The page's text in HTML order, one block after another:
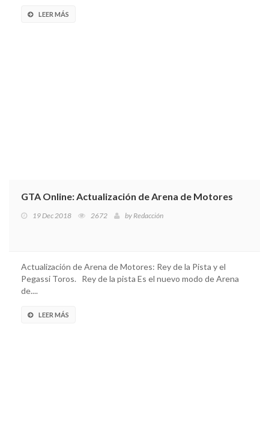
LEER MÁS
GTA Online: Actualización de Arena de Motores
19 Dec 2018 2672 byRedacción
Actualización de Arena de Motores: Rey de la Pista y el
Pegassi Toros. Rey de la pista Es el nuevo modo de Arena
de....
LEER MÁS